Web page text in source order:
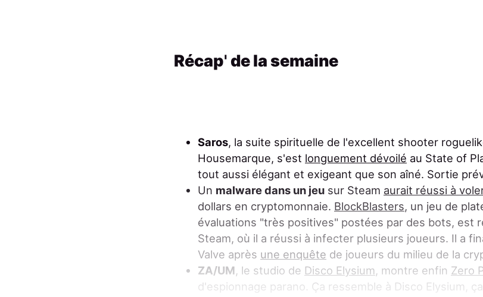
Récap'de la semaine
Saros, la suite spirituelle de l'excellent shooter
Housemarque, s'est longuement dévoilé au State of
tout aussi élégant et exigeant que son aîné. Sortie
Un malware dans un jeu sur Steam aurait réussi à
dollars en cryptomonnaie. BlockBlasters, un jeu de
évaluations "très positives" postées par des bots, est
Steam, où il a réussi à infecter plusieurs joueurs. Il a
Valve après une enquête de joueurs du milieu de la
ZA/UM, le studio de Disco Elysium, montre enfin Zero
d'espionnage parano. Ça ressemble à Disco Elysium,